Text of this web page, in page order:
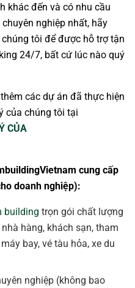
khác đến và có nhu cầu
chuyên nghiệp nhất, hãy
tôi để được hỗ trợ tận
24/7, bất cứ lúc nào quý
các dự án đã thực hiện
của chúng tôi tại
CỦA
cung cấp
doanh nghiệp):
building trọn gói chất lượng
nhà hàng, khách sạn, tham
bay, vé tàu hỏa, xe du
nghiệp (không bao